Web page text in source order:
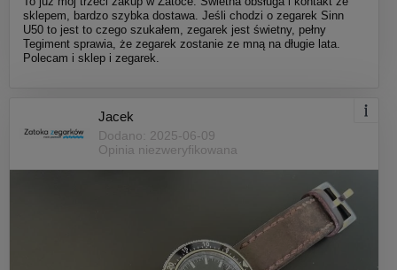
sklepem, bardzo szybka dostawa. Jeśli chodzi o zegarek Sinn
U50 to jest to czego szukałem, zegarek jest świetny, pełny
Tegiment sprawia, że zegarek zostanie ze mną na długie lata.
Polecam i sklep i zegarek.
Jacek
Dodano: 2025-06-09
Opinia niezweryfikowana